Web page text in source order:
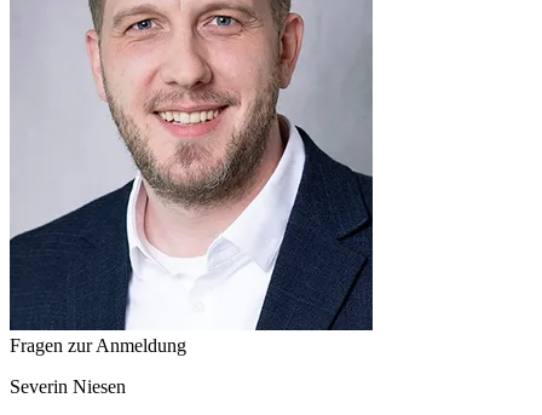
Fragen zur Anmeldung
Severin Niesen